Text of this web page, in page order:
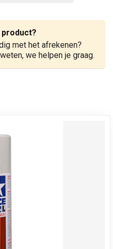
met het afrekenen?
we helpen je graag.